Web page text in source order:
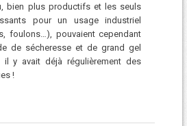
bien plus productifs et les seuls
pour un usage industriel
foulons…), pouvaient cependant
de sécheresse et de grand gel
il y avait déjà régulièrement des
!